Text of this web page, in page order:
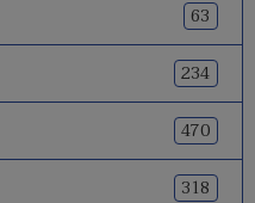
63
234
470
318